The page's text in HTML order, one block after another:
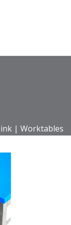
| Worktables